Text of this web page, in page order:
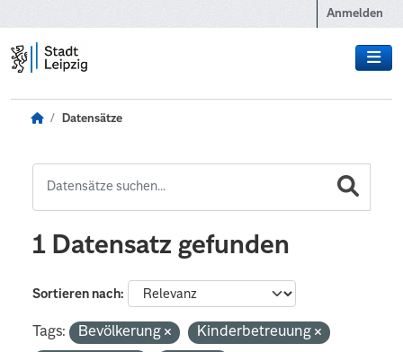
Anmelden
Datensätze
1 Datensatz gefunden
Sortieren nach
Tags: Bevölkerung
Kinderbetreuung